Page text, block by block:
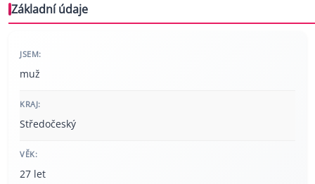
Základní údaje
JSEM:
muž
KRAJ:
Středočeský
VĚK:
27 let